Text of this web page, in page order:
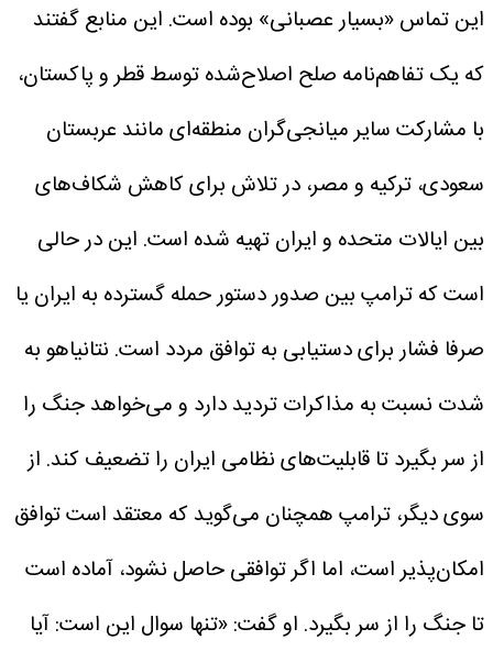
این تماس «بسیار عصبانی» بوده است. این منابع گفتند
که یک تفاهم‌نامه صلح اصلاح‌شده توسط قطر و پاکستان،
با مشارکت سایر میانجی‌گران منطقه‌ای مانند عربستان
سعودی، ترکیه و مصر، در تلاش برای کاهش شکاف‌های
بین ایالات متحده و ایران تهیه شده است. این در حالی
است که ترامپ بین صدور دستور حمله گسترده به ایران یا
صرفا فشار برای دستیابی به توافق مردد است. نتانیاهو به
شدت نسبت به مذاکرات تردید دارد و می‌خواهد جنگ را
از سر بگیرد تا قابلیت‌های نظامی ایران را تضعیف کند. از
سوی دیگر، ترامپ همچنان می‌گوید که معتقد است توافق
امکان‌پذیر است، اما اگر توافقی حاصل نشود، آماده است
تا جنگ را از سر بگیرد. او گفت: «تنها سوال این است: آیا